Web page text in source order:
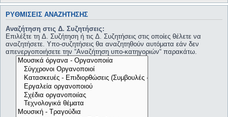
ΡΥΘΜΊΣΕΙΣ ΑΝΑΖΉΤΗΣΗΣ
Αναζήτηση στις Δ. Συζητήσεις:
Επιλέξτε τη Δ. Συζήτηση ή τις Δ. Συζητήσεις στις οποίες θέλετε να
αναζητήσετε. Υπο-συζητήσεις θα αναζητηθούν αυτόματα εάν δεν
απενεργοποιήσετε την “Αναζήτηση υπο-κατηγοριών“ παρακάτω.